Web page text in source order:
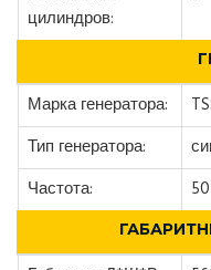
цилиндров:
Марка генератора:
Тип генератора:
Частота: